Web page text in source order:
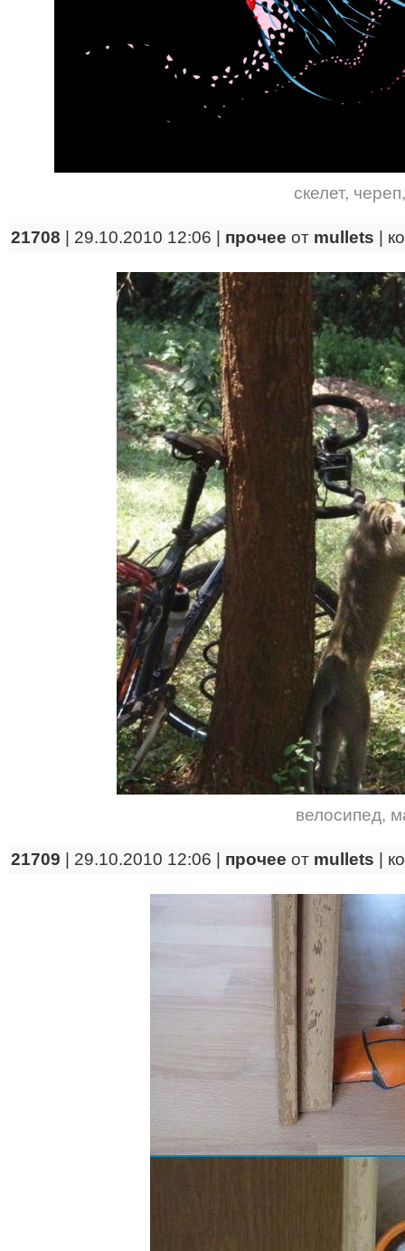
скелет, череп
21708 | 29.10.2010 12:06 | прочее от mullets
велосипед,
21709 | 29.10.2010 12:06 | прочее от mullets